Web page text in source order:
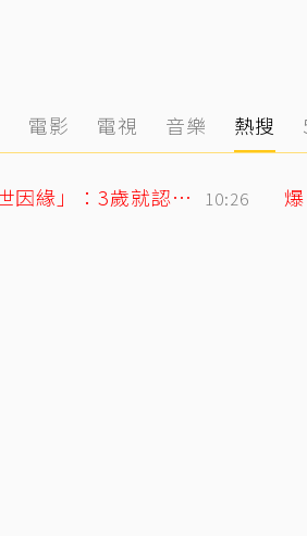
電影 電視 音樂 熱搜
71歲姜厚任戀上小2輪女友！ 她曝「七世因緣」：3歲就認定是他 10:26